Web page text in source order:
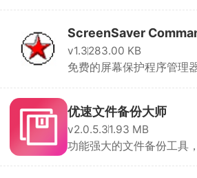
ScreenSaver
v1.3283.00 KB
免费的屏幕保护程序管理
优速文件备份大师
v2.0.5.31.93 MB
功能强大的文件备份工具